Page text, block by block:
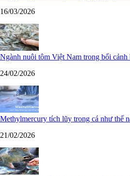
16/03/2026
Ngành nuôi tôm Việt Nam trong bối cảnh
24/02/2026
Methylmercury tích lũy trong cá như thế
21/02/2026